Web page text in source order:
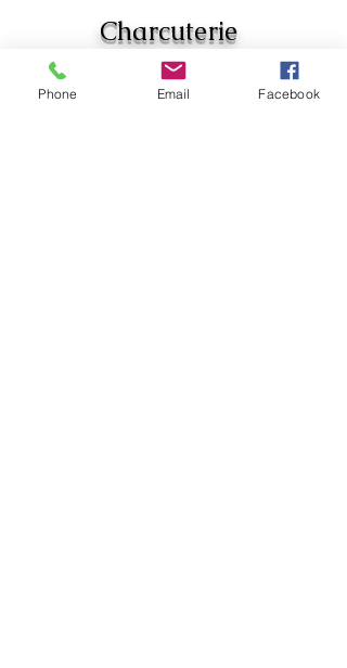
Charcuterie
huisbereid
Phone Email Facebook